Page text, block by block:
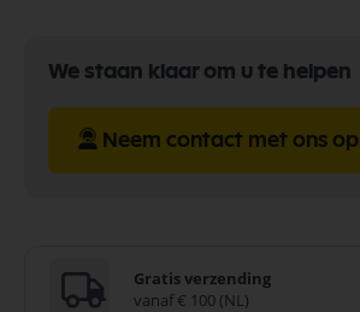
We staan klaar om u te helpen
Neem contact met ons op
Gratis verzending
vanaf € 100 (NL)